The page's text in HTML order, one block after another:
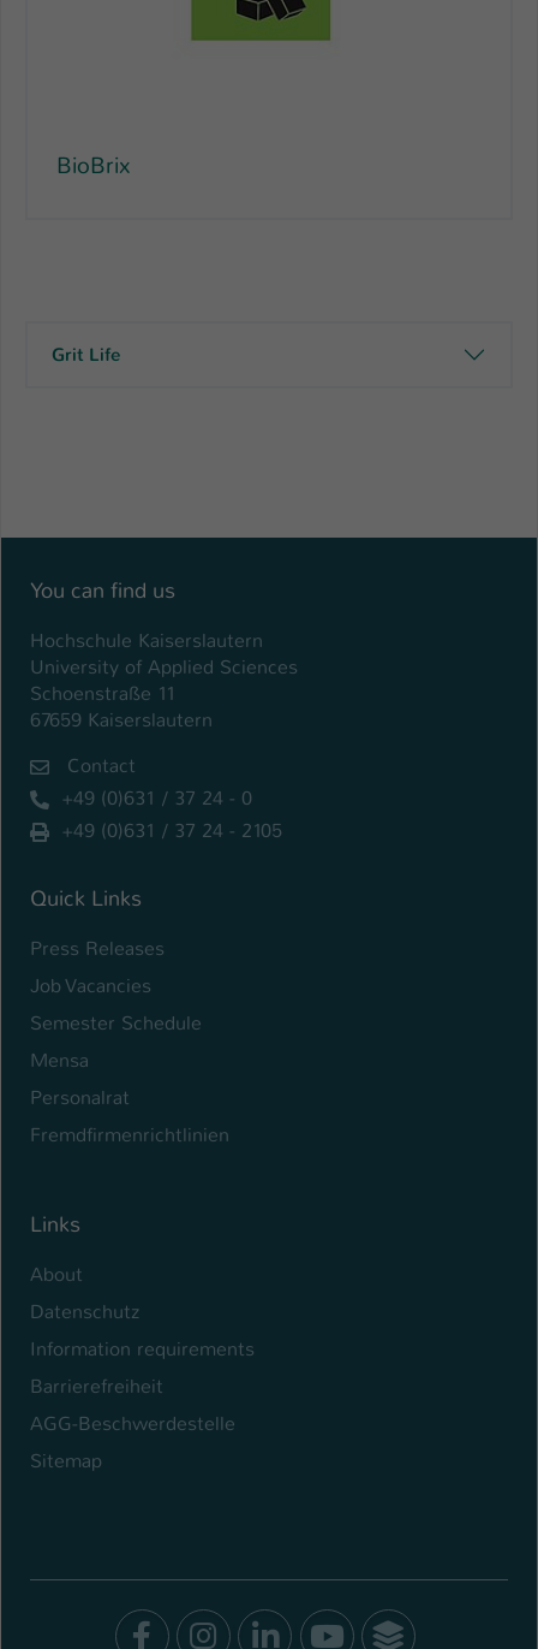
BioBrix
Grit Life
You can find us
Hochschule Kaiserslautern
University of Applied Sciences
Schoenstraße 11
67659 Kaiserslautern
Contact
+49 (0)631 / 37 24 - 0
+49 (0)631 / 37 24 - 2105
Quick Links
Press Releases
Job Vacancies
Semester Schedule
Mensa
Personalrat
Fremdfirmenrichtlinien
Links
About
Datenschutz
Information requirements
Barrierefreiheit
AGG-Beschwerdestelle
Sitemap
Facebook
Instagram
LinkedIn
Youtube